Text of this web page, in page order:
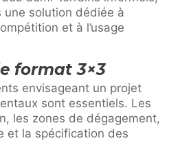
solution dédiée à
et à l’usage
format 3×3
envisageant un projet
sont essentiels. Les
les zones de dégagement,
et la spécification des